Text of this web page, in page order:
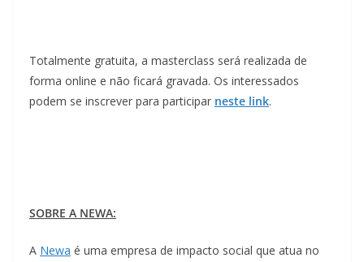
Totalmente gratuita, a masterclass será realizada de
forma online e não ficará gravada. Os interessados
podem se inscrever para participar neste link.
SOBRE A NEWA:
A Newa é uma empresa de impacto social que atua no